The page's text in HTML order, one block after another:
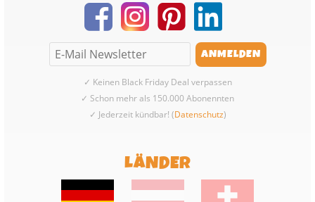
✓ Keinen Black Friday Deal verpassen
✓ Schon mehr als 150.000 Abonennten
✓ Jederzeit kündbar! (Datenschutz)
LÄNDER